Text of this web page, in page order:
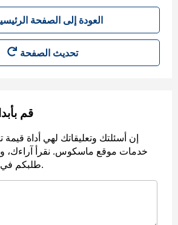
العودة إلى الصفحة
تحديث الصفحة
قم
إن أسئلتك وتعليقاتك لهي أداة
خدمات موقع ماسكوس. نقرأ آراءك،
طلبكم في أسرع وقت ممكن.